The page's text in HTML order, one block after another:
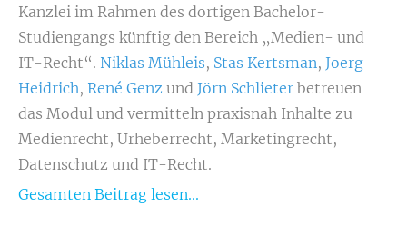
Kanzlei im Rahmen des dortigen Bachelor-
Studiengangs künftig den Bereich „Medien- und
IT-Recht“. Niklas Mühleis, Stas Kertsman, Joerg
Heidrich, René Genz und Jörn Schlieter betreuen
das Modul und vermitteln praxisnah Inhalte zu
Medienrecht, Urheberrecht, Marketingrecht,
Datenschutz und IT-Recht.
Gesamten Beitrag lesen...